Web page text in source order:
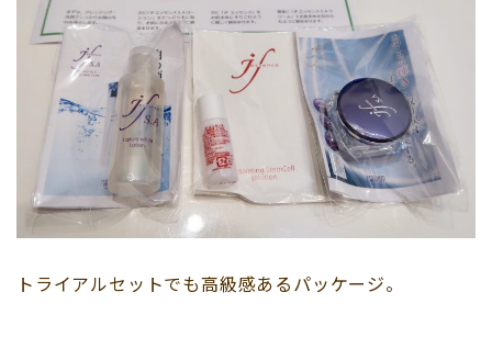
トライアルセットでも高級感あるパッケージ。